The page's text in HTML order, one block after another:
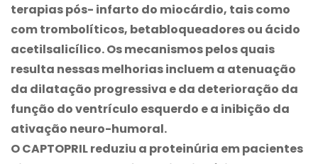
terapias pós- infarto do miocárdio, tais como
com trombolíticos, betabloqueadores ou ácido
acetilsalicílico. Os mecanismos pelos quais
resulta nessas melhorias incluem a atenuação
da dilatação progressiva e da deterioração da
função do ventrículo esquerdo e a inibição da
ativação neuro-humoral.
O CAPTOPRIL reduziu a proteinúria em pacientes